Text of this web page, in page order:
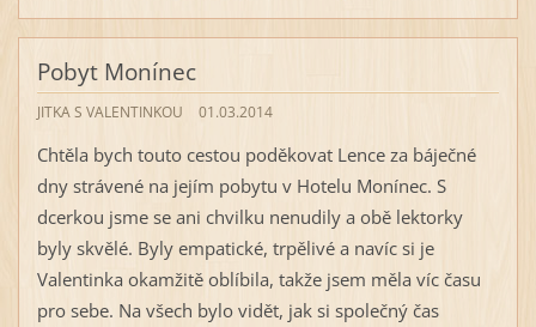
Pobyt Monínec
JITKA S VALENTINKOU 01.03.2014
Chtěla bych touto cestou poděkovat Lence za báječné
dny strávené na jejím pobytu v Hotelu Monínec. S
dcerkou jsme se ani chvilku nenudily a obě lektorky
byly skvělé. Byly empatické, trpělivé a navíc si je
Valentinka okamžitě oblíbila, takže jsem měla víc času
pro sebe. Na všech bylo vidět, jak si společný čas